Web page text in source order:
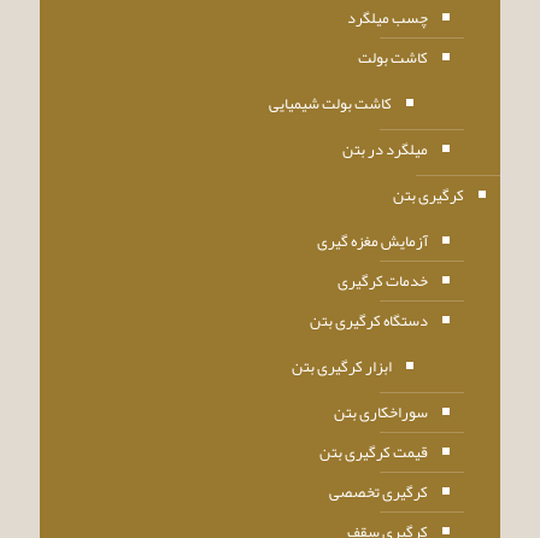
چسب میلگرد
کاشت بولت
کاشت بولت شیمیایی
میلگرد در بتن
کرگیری بتن
آزمایش مغزه گیری
خدمات کرگیری
دستگاه کرگیری بتن
ابزار کرگیری بتن
سوراخکاری بتن
قیمت کرگیری بتن
کرگیری تخصصی
کرگیری سقف